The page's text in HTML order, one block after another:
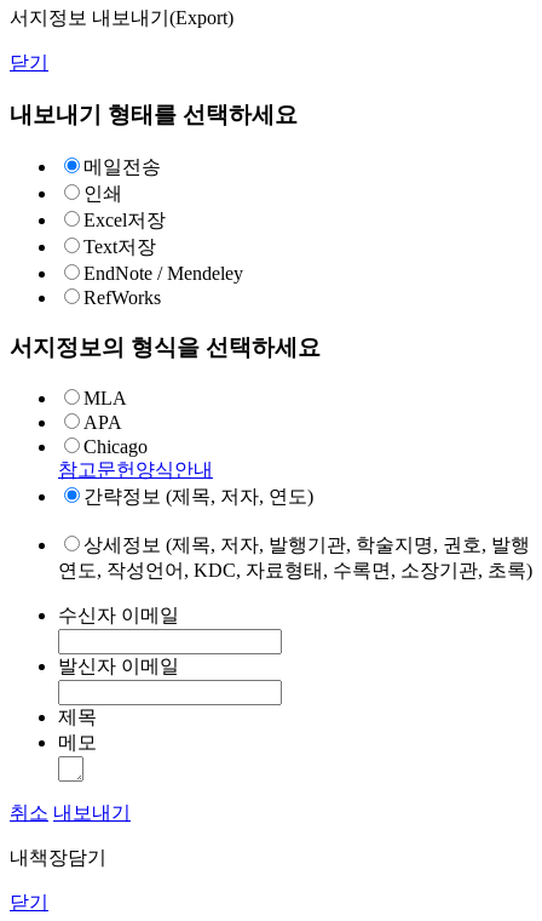
서지정보 내보내기(Export)
닫기
내보내기 형태를 선택하세요
메일전송
인쇄
Excel저장
Text저장
EndNote / Mendeley
RefWorks
서지정보의 형식을 선택하세요
MLA
APA
Chicago
참고문헌양식안내
간략정보 (제목, 저자, 연도)
상세정보 (제목, 저자, 발행기관, 학술지명, 권호, 발행
연도, 작성언어, KDC, 자료형태, 수록면, 소장기관, 초록)
수신자 이메일
발신자 이메일
제목
메모
취소 내보내기
내책장담기
닫기